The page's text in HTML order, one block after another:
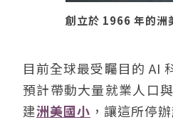
創立於 1966 年的洲
目前全球最受矚目的 AI
預計帶動大量就業人口
建洲美國小 ，讓這所停